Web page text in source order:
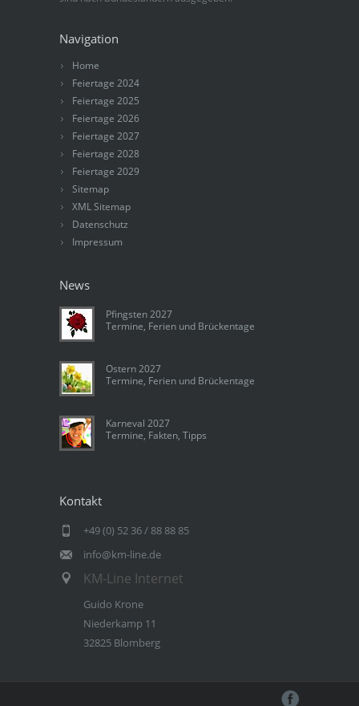
Navigation
Home
Feiertage 2024
Feiertage 2025
Feiertage 2026
Feiertage 2027
Feiertage 2028
Feiertage 2029
Sitemap
XML Sitemap
Datenschutz
Impressum
News
Pfingsten 2027
Termine, Ferien und Brückentage
Ostern 2027
Termine, Ferien und Brückentage
Karneval 2027
Termine, Fakten, Tipps
Kontakt
+49 (0) 52 36 / 88 88 85
info@km-line.de
KM-Line Internet
Guido Krone
Niederkamp 11
32825 Blomberg